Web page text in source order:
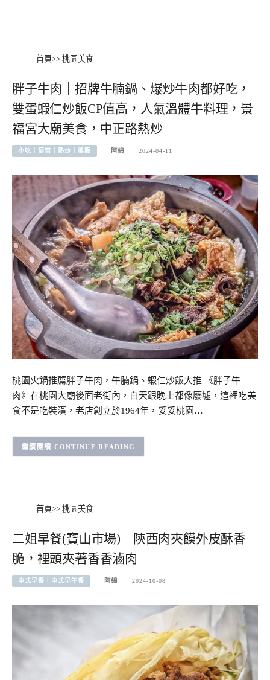
首頁>> 桃園美食
胖子牛肉｜招牌牛腩鍋、爆炒牛肉都好吃，
雙蛋蝦仁炒飯CP值高，人氣溫體牛料理，景
福宮大廟美食，中正路熱炒
小吃︱便當︱熱炒︱攤販 阿綿 2024-04-11
桃園火鍋推薦胖子牛肉，牛腩鍋、蝦仁炒飯大推 《胖子牛
肉》在桃園大廟後面老街內，白天跟晚上都像廢墟，這裡吃美
食不是吃裝潢，老店創立於1964年，妥妥桃園…
CONTINUE READING
首頁>> 桃園美食
二姐早餐(寶山市場)｜陝西肉夾饃外皮酥香
脆，裡頭夾著香香滷肉
中式早餐︱中式早午餐 阿綿 2024-10-08